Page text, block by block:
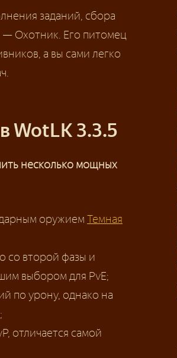
заданий, сбора
— Охотник. Его питомец
а вы сами легко
WotLK 3.3.5
несколько мощных
оружием Темная
со второй фазы и
выбором для PvE;
по урону, однако на
отличается самой